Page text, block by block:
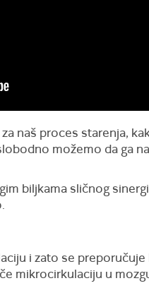
naš proces starenja,
možemo da ga
biljkama sličnog
i zato se
mikrocirkulaciju u